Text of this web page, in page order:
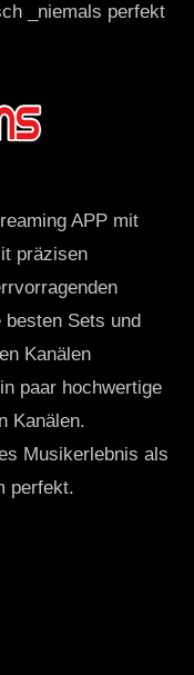
_niemals perfekt
APP mit
präzisen
Sets und
Kanälen
paar hochwertige
Kanälen.
Musikerlebnis als
perfekt.